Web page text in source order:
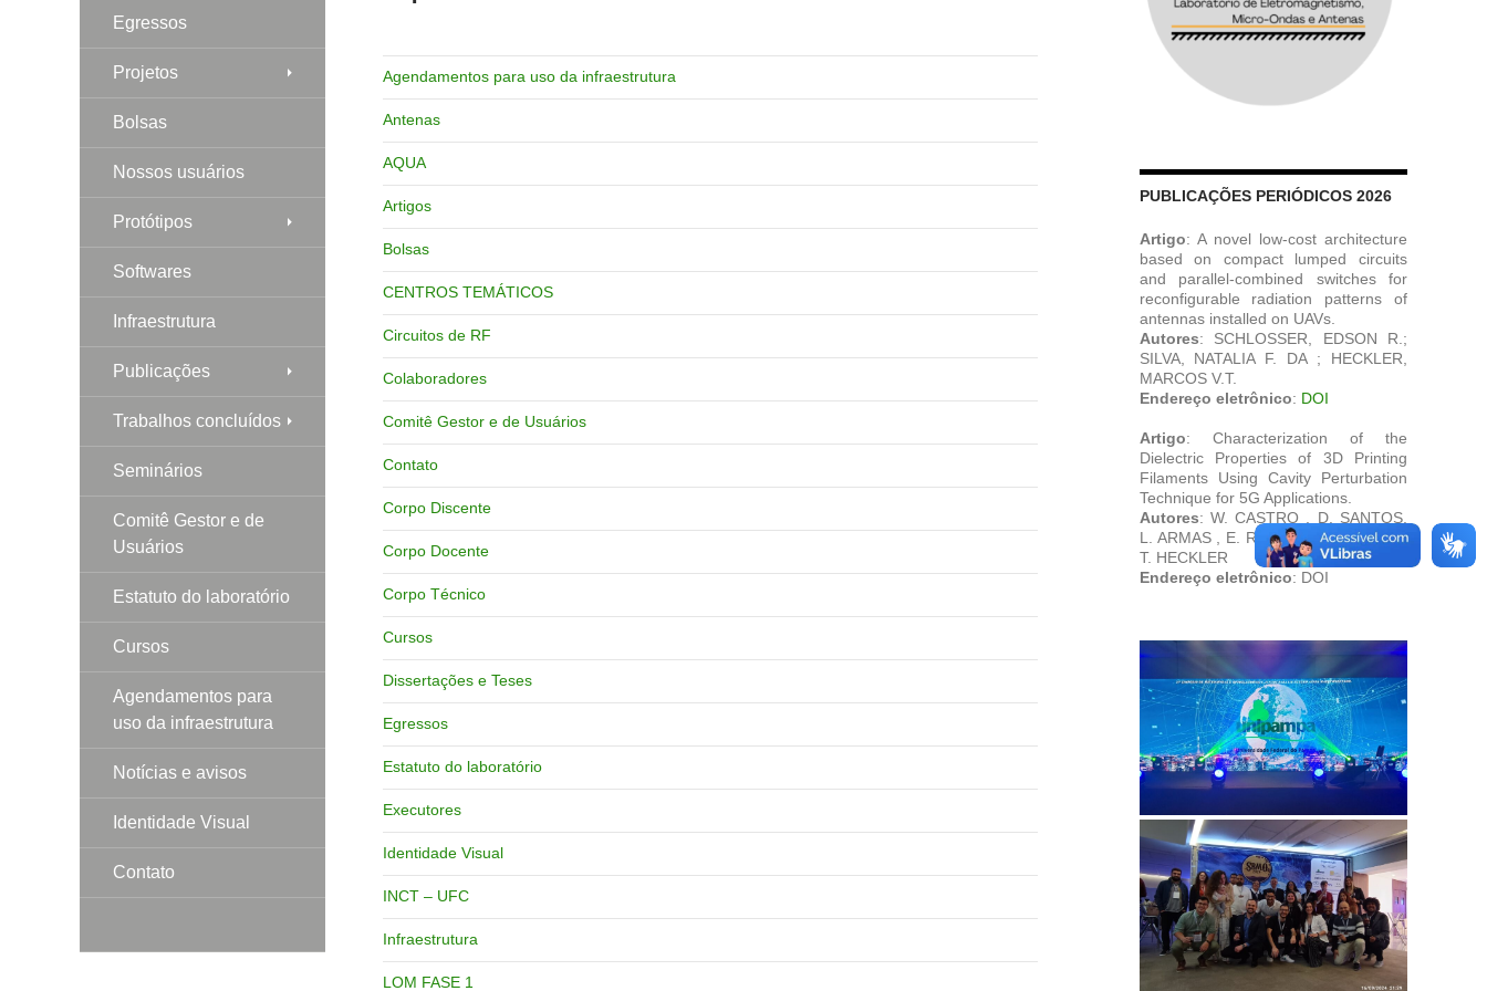
Agendamentos para uso da infraestrutura
Antenas
AQUA
Artigos
Bolsas
CENTROS TEMÁTICOS
Circuitos de RF
Colaboradores
Comitê Gestor e de Usuários
Contato
Corpo Discente
Corpo Docente
Corpo Técnico
Cursos
Dissertações e Teses
Egressos
Estatuto do laboratório
Executores
Identidade Visual
INCT – UFC
Infraestrutura
LOM FASE 1
PUBLICAÇÕES PERIÓDICOS 2026
Artigo: A novel low-cost architecture
based on compact lumped circuits
and parallel-combined switches for
reconfigurable radiation patterns of
antennas installed on UAVs.
Autores: SCHLOSSER, EDSON R.;
SILVA, NATALIA F. DA ; HECKLER,
MARCOS V.T.
Endereço eletrônico: DOI
Artigo: Characterization of the
Dielectric Properties of 3D Printing
Filaments Using Cavity Perturbation
Technique for 5G Applications.
Autores: W. CASTRO , D. SANTOS,
L. ARMAS , E. R. SCHLOSSER, M. V.
T. HECKLER
Endereço eletrônico: DOI
Egressos
Projetos
Bolsas
Nossos usuários
Protótipos
Softwares
Infraestrutura
Publicações
Trabalhos concluídos
Seminários
Comitê Gestor e de
Usuários
Estatuto do laboratório
Cursos
Agendamentos para
uso da infraestrutura
Notícias e avisos
Identidade Visual
Contato